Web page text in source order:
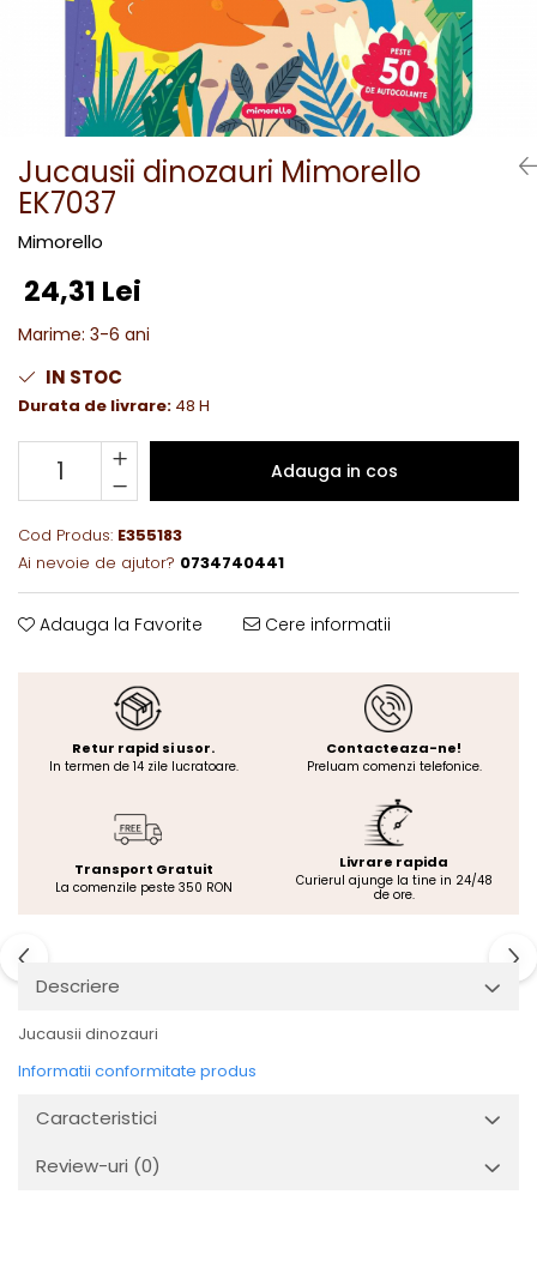
Jucausii dinozauri Mimorello
EK7037
Mimorello
24,31 Lei
Marime: 3-6 ani
IN STOC
Durata de livrare: 48 H
Adauga in cos
Cod Produs: E355183
Ai nevoie de ajutor? 0734740441
Adauga la Favorite Cere informatii
Retur rapid si usor.
In termen de 14 zile lucratoare.
Contacteaza-ne!
Preluam comenzi telefonice.
Transport Gratuit
La comenzile peste 350 RON
Livrare rapida
Curierul ajunge la tine in 24/48
de ore.
Descriere
Jucausii dinozauri
Informatii conformitate produs
Caracteristici
Review-uri (0)